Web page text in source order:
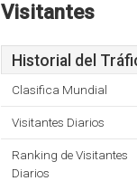
Visitantes
Historial del
Clasifica Mundial
Visitantes Diarios
Ranking de Visitantes
Diarios